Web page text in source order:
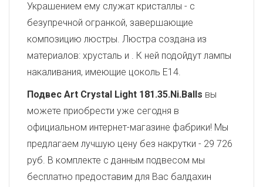
Украшением ему служат кристаллы - с
безупречной огранкой, завершающие
композицию люстры. Люстра создана из
материалов: хрусталь и . К ней подойдут лампы
накаливания, имеющие цоколь E14.
Подвес Art Crystal Light 181.35.Ni.Balls вы
можете приобрести уже сегодня в
официальном интернет-магазине фабрики! Мы
предлагаем лучшую цену без накрутки - 29 726
руб. В комплекте с данным подвесом мы
бесплатно предоставим для Вас балдахин